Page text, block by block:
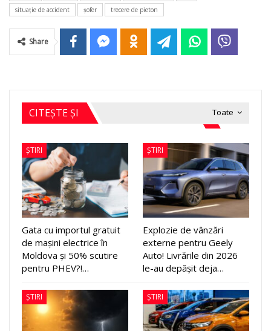
situație de accident
șofer trecere de pieton
Share
Toate
CITEȘTE ȘI
ȘTIRI
Gata cu importul gratuit
de mașini electrice în
Moldova și 50% scutire
pentru PHEV?!…
ȘTIRI
Explozie de vânzări
externe pentru Geely
Auto! Livrările din 2026
le-au depășit deja…
ȘTIRI ȘTIRI